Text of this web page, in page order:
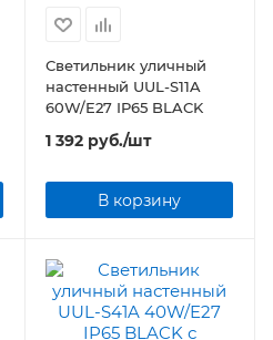
Светильник уличный
настенный UUL-S11A
60W/E27 IP65 BLACK
1 392руб./шт
В корзину